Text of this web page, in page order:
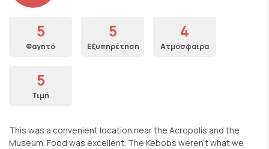
5
Φαγητό
5
Εξυπηρέτηση
4
Ατμόσφαιρα
5
Τιμή
This was a convenient location near the Acropolis and the
Museum. Food was excellent. The Kebobs weren't what we